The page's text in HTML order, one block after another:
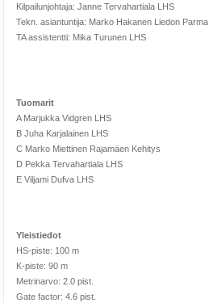
Kilpailunjohtaja: Janne Tervahartiala LHS
Tekn. asiantuntija: Marko Hakanen Liedon Parma
TA assistentti: Mika Turunen LHS
Tuomarit
A Marjukka Vidgren LHS
B Juha Karjalainen LHS
C Marko Miettinen Rajamäen Kehitys
D Pekka Tervahartiala LHS
E Viljami Dufva LHS
Yleistiedot
HS-piste: 100 m
K-piste: 90 m
Metrinarvo: 2.0 pist.
Gate factor: 4.6 pist.